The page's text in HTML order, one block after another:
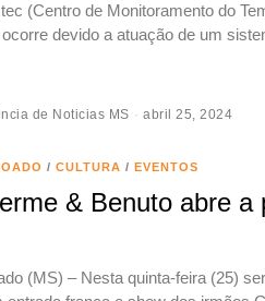
(Centro de Monitoramento do
devido a atuação de um
de Noticias MS abril 25, 2024
/ CULTURA / EVENTOS
& Benuto abre
(MS) – Nesta quinta-feira (25)